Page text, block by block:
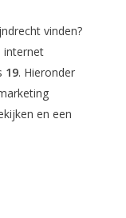
vinden?
internet
19. Hieronder
en een